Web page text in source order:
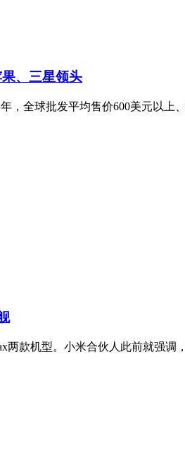
、三星领头
，全球批发平均售价600美元以
两款机型。小米合伙人此前就强